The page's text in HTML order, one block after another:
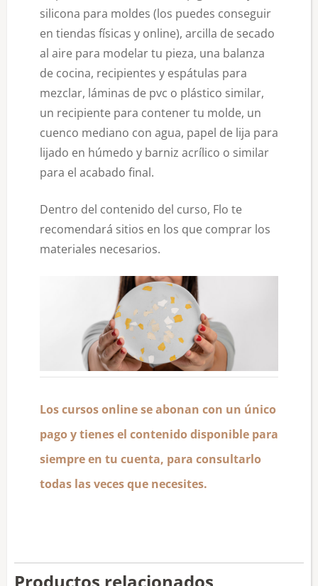
silicona para moldes (los puedes conseguir
en tiendas físicas y online), arcilla de secado
al aire para modelar tu pieza, una balanza
de cocina, recipientes y espátulas para
mezclar, láminas de pvc o plástico similar,
un recipiente para contener tu molde, un
cuenco mediano con agua, papel de lija para
lijado en húmedo y barniz acrílico o similar
para el acabado final.
Dentro del contenido del curso, Flo te
recomendará sitios en los que comprar los
materiales necesarios.
Los cursos online se abonan con un único
pago y tienes el contenido disponible para
siempre en tu cuenta, para consultarlo
todas las veces que necesites.